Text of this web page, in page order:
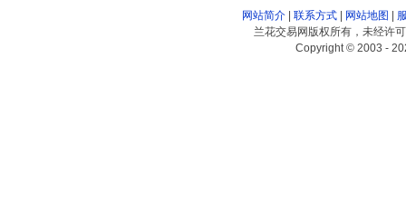
网站简介| 联系方式| 网站地图
兰花交易网版权所有，未经许
Copyright © 2003 -